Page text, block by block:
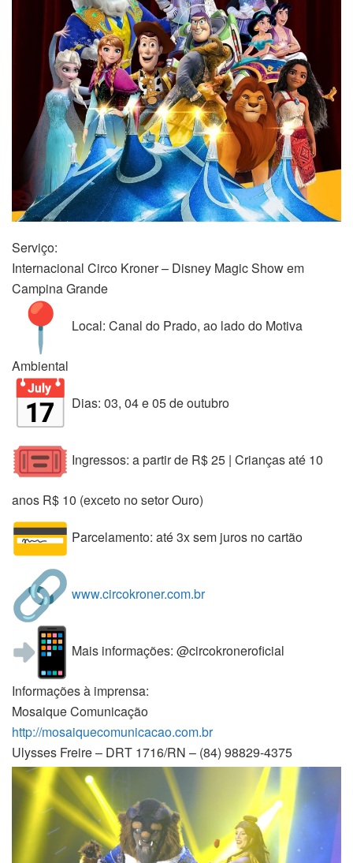
Serviço:
Internacional Circo Kroner – Disney Magic Show em
Campina Grande
Local: Canal do Prado, ao lado do Motiva
Ambiental
Dias: 03, 04 e 05 de outubro
Ingressos: a partir de R$ 25 | Crianças até 10
anos R$ 10 (exceto no setor Ouro)
Parcelamento: até 3x sem juros no cartão
www.circokroner.com.br
Mais informações: @circokroneroficial
Informações à imprensa:
Mosaique Comunicação
http://mosaiquecomunicacao.com.br
Ulysses Freire – DRT 1716/RN – (84) 98829-4375